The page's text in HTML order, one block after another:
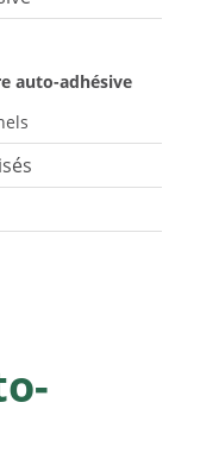
auto-adhésive